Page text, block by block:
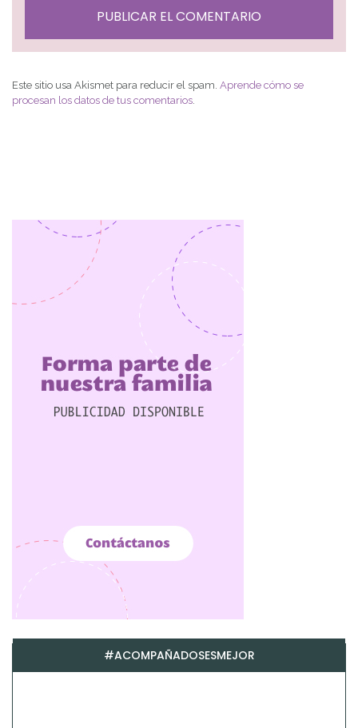
Este sitio usa Akismet para reducir el spam. Aprende cómo se
procesan los datos de tus comentarios.
#ACOMPAÑADOSESMEJOR